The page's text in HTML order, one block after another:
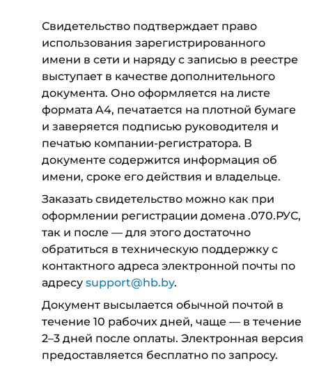
Свидетельство подтверждает право
использования зарегистрированного
имени в сети и наряду с записью в реестре
выступает в качестве дополнительного
документа. Оно оформляется на листе
формата A4, печатается на плотной бумаге
и заверяется подписью руководителя и
печатью компании-регистратора. В
документе содержится информация об
имени, сроке его действия и владельце.
Заказать свидетельство можно как при
оформлении регистрации домена .070.РУС,
так и после — для этого достаточно
обратиться в техническую поддержку с
контактного адреса электронной почты по
адресу support@hb.by.
Документ высылается обычной почтой в
течение 10 рабочих дней, чаще — в течение
2–3 дней после оплаты. Электронная версия
предоставляется бесплатно по запросу.